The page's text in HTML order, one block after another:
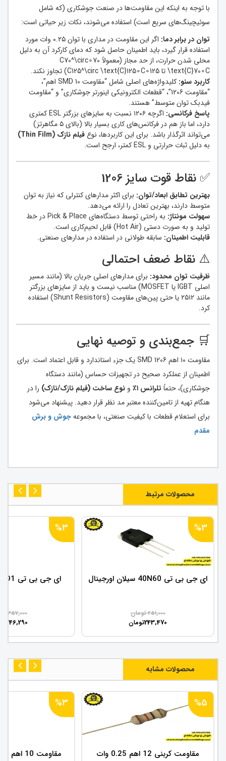
با توجه به اینکه این مقاومت‌ها در صنعت جوشکاری (که شامل
سوئیچینگ‌های سریع است) استفاده می‌شوند، نکات زیر حیاتی است:
توان در برابر دما:
اگر این مقاومت در مداری با توان ۰.۲۵ وات مورد
استفاده قرار گیرد، باید اطمینان حاصل شود که دمای کارکرد آن به دلیل
محلی شدن حرارت، از حد مجاز (معمولاً 70∘C70^\circ
\text{C}70∘C تا 125∘C125^\circ \text{C}125∘C) تجاوز نکند.
کاربرد سئو:
کلیدواژه‌های اصلی شامل “مقاومت SMD 10 اهم”،
“مقاومت 1206”، “قطعات الکترونیکی اینورتر جوشکاری” و “مقاومت
فیدبک توان متوسط” هستند.
پاسخ فرکانسی:
اگرچه ۱۲۰۶ نسبت به سایزهای بزرگتر ESL کمتری
دارد، اما باز هم در فرکانس‌های کاری بسیار بالا (بالای ۵ مگاهرتز)
می‌تواند اثرگذار باشد. برای این کاربردها، نوعفیلم نازک (Thin Film)
به دلیل ثبات حرارتی و ESL کمتر، ارجح است.
✅ نقاط قوت سایز 1206
بهترین تطابق ابعاد/توان: برای اکثر مدارهای کنترلی که نیاز به توان
متوسط دارند، بهترین تعادل را ارائه می‌دهد.
سهولت مونتاژ:
به راحتی توسط دستگاه‌های Pick & Place در خط
تولید و به صورت دستی (Hot Air) قابل لحیم‌کاری است.
قابلیت اطمینان: سابقه طولانی در استفاده در مدارهای صنعتی.
⚠️ نقاط ضعف احتمالی
ظرفیت توان محدود: برای مدارهای اصلی جریان بالا (مانند مسیر
اصلی IGBT یا MOSFET) مناسب نیست و باید از سایزهای بزرگتر
مانند ۲۵۱۲ یا حتی پین‌های مقاومت (Shunt Resistors) استفاده
کرد.
🛒 جمع‌بندی و توصیه نهایی
مقاومت ۱۰ اهم SMD 1206 یک جزء استاندارد و قابل اعتماد است. برای
اطمینان از عملکرد صحیح در تجهیزات حساس (مانند دستگاه
جوشکاری)، حتماً تلرانس ۱٪ و نوع ساخت (فیلم نازک/نازک) را در
هنگام تهیه از تامین‌کننده معتبر مد نظر قرار دهید. پیشنهاد می‌شود
برای استعلام قطعات با کیفیت صنعتی، با مجموعهجوش و برش
مقدم
محصولات مرتبط
%3
ای جی بی تی 40N60 سیلان اورجینال
251,000تومان
243,470تومان
%3
ای جی بی تی 60N60FD1 سیلان
357,000
346,290
محصولات مشابه
%5
مقاومت کربنی 12 اهم 0.25 وات
%3
مقاومت 10 اهم SMD سایز 2512